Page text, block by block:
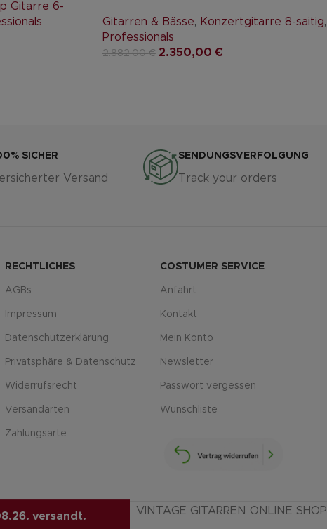
versandt.
Gitarre 6-
Gitarren & Bässe, Konzertgitarre 8-saitig,
Professionals
2.882,00€ 2.350,00 €
SICHER
Versand
SENDUNGSVERFOLGUNG
Track your orders
RECHTLICHES
AGBs
Impressum
Datenschutzerklärung
Privatsphäre & Datenschutz
Widerrufsrecht
Versandarten
Zahlungsarte
COSTUMER SERVICE
Anfahrt
Kontakt
Mein Konto
Newsletter
Passwort vergessen
Wunschliste
VINTAGE GITARREN ONLINE SHOP